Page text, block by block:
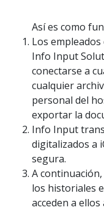
Así es como
Los
Info Input
conectarse a
cualquier
personal del
exportar la
Info Input
digitalizados a
segura.
A
los historiales
acceden a